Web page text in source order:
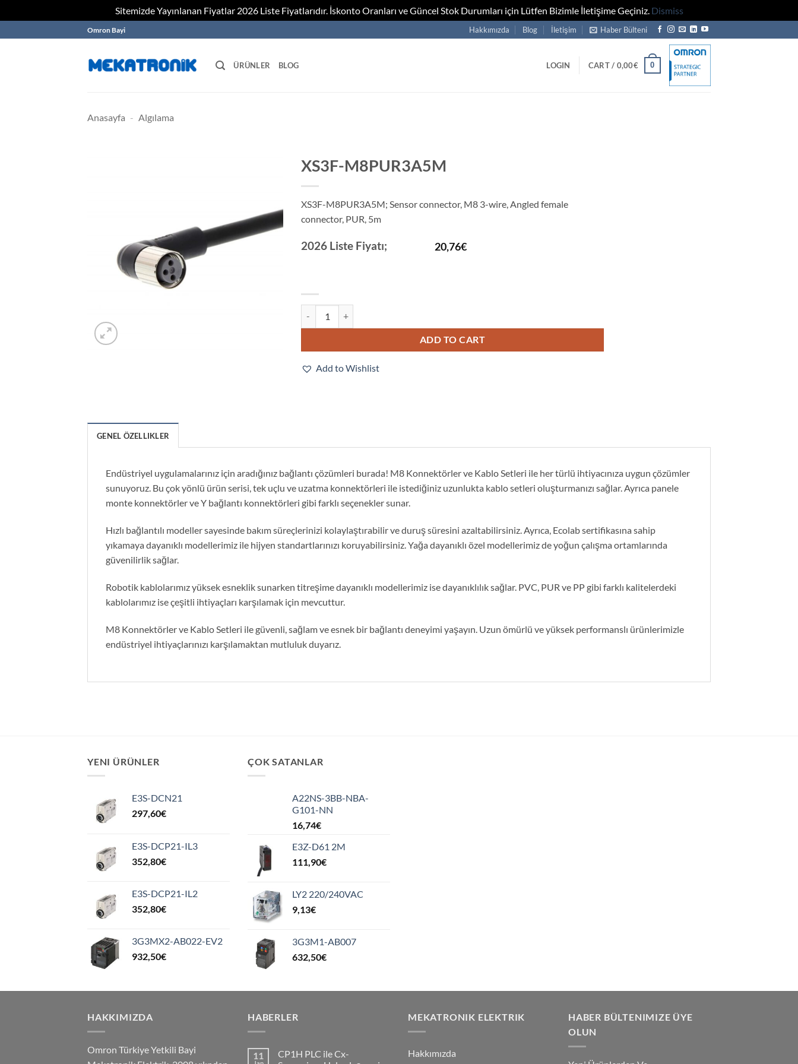
Sitemizde Yayınlanan Fiyatlar 2026 Liste Fiyatlarıdır. İskonto Oranları ve Güncel Stok Durumları için Lütfen Bizimle İletişime Geçiniz. Dismiss
to
Omron Bayi Hakkımızda Blog İletişim Haber Bülteni
ÜRÜNLER BLOG LOGIN CART / 0,00€ 0
Anasayfa - Algılama
XS3F-M8PUR3A5M
XS3F-M8PUR3A5M; Sensor connector, M8 3-wire, Angled female
connector, PUR, 5m
2026 Liste Fiyatı; 20,76€
ADD TO CART
Add to Wishlist
GENEL ÖZELLIKLER
Endüstriyel uygulamalarınız için aradığınız bağlantı çözümleri burada! M8 Konnektörler ve Kablo Setleri ile her türlü ihtiyacınıza uygun çözümler
sunuyoruz. Bu çok yönlü ürün serisi, tek uçlu ve uzatma konnektörleri ile istediğiniz uzunlukta kablo setleri oluşturmanızı sağlar. Ayrıca panele
monte konnektörler ve Y bağlantı konnektörleri gibi farklı seçenekler sunar.
Hızlı bağlantılı modeller sayesinde bakım süreçlerinizi kolaylaştırabilir ve duruş süresini azaltabilirsiniz. Ayrıca, Ecolab sertifikasına sahip
yıkamaya dayanıklı modellerimiz ile hijyen standartlarınızı koruyabilirsiniz. Yağa dayanıklı özel modellerimiz de yoğun çalışma ortamlarında
güvenilirlik sağlar.
Robotik kablolarımız yüksek esneklik sunarken titreşime dayanıklı modellerimiz ise dayanıklılık sağlar. PVC, PUR ve PP gibi farklı kalitelerdeki
kablolarımız ise çeşitli ihtiyaçları karşılamak için mevcuttur.
M8 Konnektörler ve Kablo Setleri ile güvenli, sağlam ve esnek bir bağlantı deneyimi yaşayın. Uzun ömürlü ve yüksek performanslı ürünlerimizle
endüstriyel ihtiyaçlarınızı karşılamaktan mutluluk duyarız.
YENI ÜRÜNLER
E3S-DCN21
297,60€
E3S-DCP21-IL3
352,80€
E3S-DCP21-IL2
352,80€
3G3MX2-AB022-EV2
932,50€
ÇOK SATANLAR
A22NS-3BB-NBA-
G101-NN
16,74€
E3Z-D61 2M
111,90€
LY2 220/240VAC
9,13€
3G3M1-AB007
632,50€
HAKKIMIZDA
Omron Türkiye Yetkili Bayi
HABERLER
11
CP1H PLC ile Cx-
MEKATRONIK ELEKTRIK
Hakkımızda
HABER BÜLTENIMIZE ÜYE
OLUN